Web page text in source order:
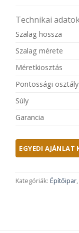
Technikai
Szalag hossza
Szalag mérete
Méretkiosztás
Pontossági osztály
Súly
Garancia
Kategóriák: Építőipar,